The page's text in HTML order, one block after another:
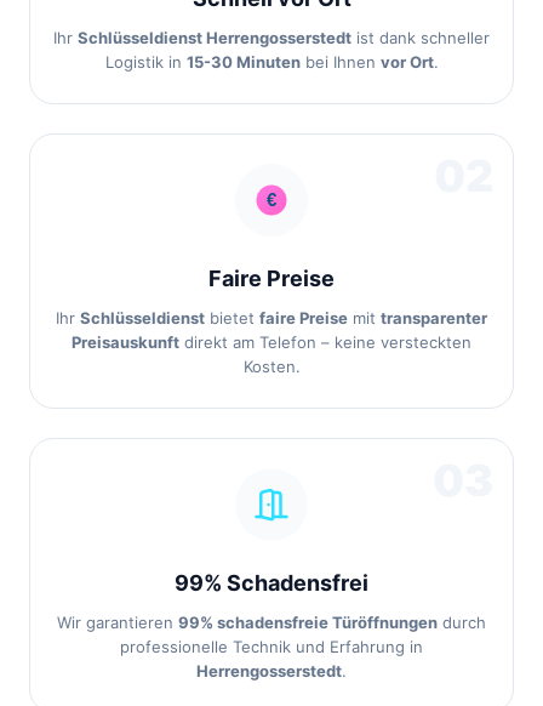
Ihr Schlüsseldienst Herrengosserstedt ist dank schneller
Logistik in 15-30 Minutenbei Ihnen vor Ort.
Faire Preise
Ihr Schlüsseldienst bietet faire Preise mit transparenter
Preisauskunft direkt am Telefon – keine versteckten
Kosten.
99% Schadensfrei
Wir garantieren 99% schadensfreie Türöffnungen durch
professionelle Technik und Erfahrung in
Herrengosserstedt.